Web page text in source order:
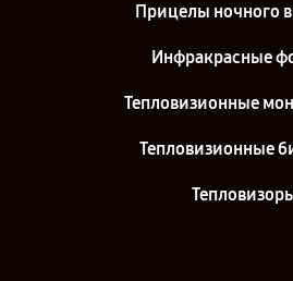
Прицелы ночного
Инфракрасные
Тепловизионные
Тепловизионные